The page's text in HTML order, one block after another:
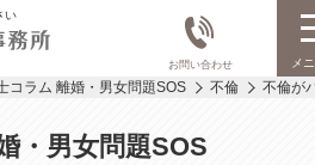
い
お問い合わせ メ
コラム 離婚・男女問題SOS 不倫 不倫が
・男女問題SOS